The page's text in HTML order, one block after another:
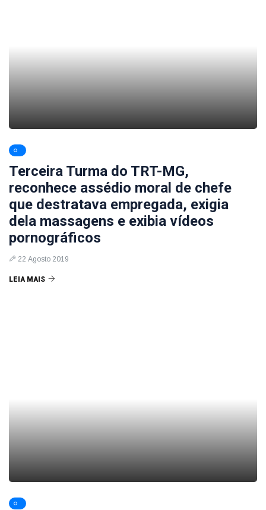
Terceira Turma do TRT-MG,
reconhece assédio moral de chefe
que destratava empregada, exigia
dela massagens e exibia vídeos
pornográficos
22 Agosto 2019
LEIA MAIS